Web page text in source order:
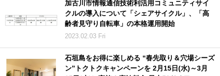
加古川市情報通信技術利活用コミュニティサイ
クルの導入について「シェアサイクル」、「高
齢者見守り自転車」の本格運用開始
2023.02.03 Fri
石垣島をお得に楽しめる “春先取り＆穴場シーズ
ン”トクトクキャンペーンを 2月15日(水)～3月